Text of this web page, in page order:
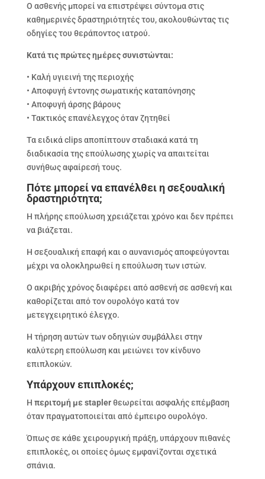
Ο ασθενής μπορεί να επιστρέψει σύντομα στις
καθημερινές δραστηριότητές του, ακολουθώντας τις
οδηγίες του θεράποντος ιατρού.
Κατά τις πρώτες ημέρες συνιστώνται:
• Καλή υγιεινή της περιοχής
• Αποφυγή έντονης σωματικής καταπόνησης
• Αποφυγή άρσης βάρους
• Τακτικός επανέλεγχος όταν ζητηθεί
Τα ειδικά clips αποπίπτουν σταδιακά κατά τη
διαδικασία της επούλωσης χωρίς να απαιτείται
συνήθως αφαίρεσή τους.
Πότε μπορεί να επανέλθει η σεξουαλική
δραστηριότητα;
Η πλήρης επούλωση χρειάζεται χρόνο και δεν πρέπει
να βιάζεται.
Η σεξουαλική επαφή και ο αυνανισμός αποφεύγονται
μέχρι να ολοκληρωθεί η επούλωση των ιστών.
Ο ακριβής χρόνος διαφέρει από ασθενή σε ασθενή και
καθορίζεται από τον ουρολόγο κατά τον
μετεγχειρητικό έλεγχο.
Η τήρηση αυτών των οδηγιών συμβάλλει στην
καλύτερη επούλωση και μειώνει τον κίνδυνο
επιπλοκών.
Υπάρχουν επιπλοκές;
Η περιτομή με staplerθεωρείται ασφαλής επέμβαση
όταν πραγματοποιείται από έμπειρο ουρολόγο.
Όπως σε κάθε χειρουργική πράξη, υπάρχουν πιθανές
επιπλοκές, οι οποίες όμως εμφανίζονται σχετικά
σπάνια.